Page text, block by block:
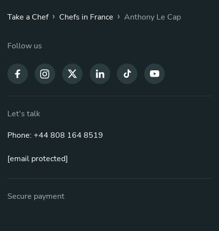
Take a Chef › Chefs in France › Anthony Le Cap
Follow us
Let's talk
Phone: +44 808 164 8519
[email protected]
Secure payment